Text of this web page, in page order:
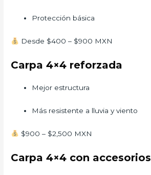
Protección básica
Desde $400 – $900 MXN
Carpa 4×4 reforzada
Mejor estructura
Más resistente a lluvia y viento
$900 – $2,500 MXN
Carpa 4×4 con accesorios